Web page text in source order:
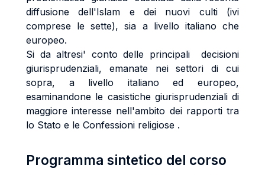
diffusione dell'Islam e dei nuovi culti (ivi
comprese le sette), sia a livello italiano che
europeo.
Si da altresi' conto delle principali decisioni
giurisprudenziali, emanate nei settori di cui
sopra, a livello italiano ed europeo,
esaminandone le casistiche giurisprudenziali di
maggiore interesse nell'ambito dei rapporti tra
lo Stato e le Confessioni religiose .
Programma sintetico del corso